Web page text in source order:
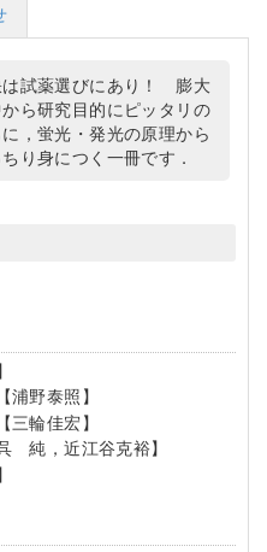
は試薬選びにあり！ 膨大
ら研究目的にピッタリの
，蛍光・発光の原理から
り身につく一冊です．
【浦野泰照】
【三輪佳宏】
純，近江谷克裕】